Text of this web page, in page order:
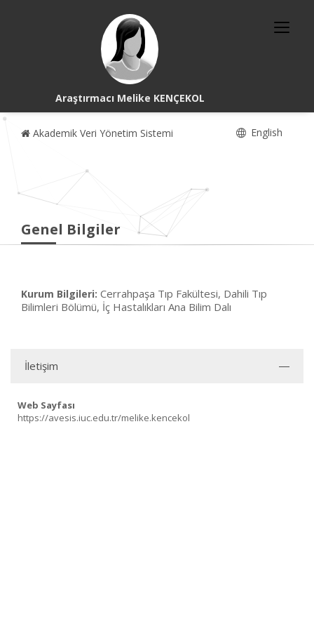
Araştırmacı Melike KENÇEKOL
Akademik Veri Yönetim Sistemi English
Genel Bilgiler
Kurum Bilgileri: Cerrahpaşa Tıp Fakültesi, Dahili Tıp
Bilimleri Bölümü, İç Hastalıkları Ana Bilim Dalı
İletişim
Web Sayfası
https://avesis.iuc.edu.tr/melike.kencekol